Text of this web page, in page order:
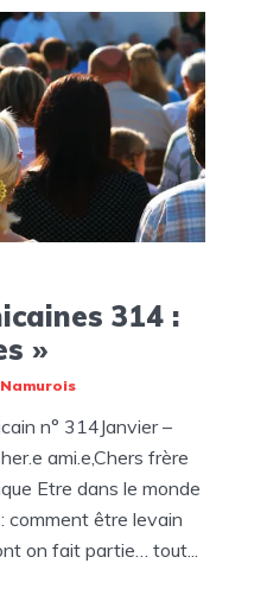
314 :
»
n° 314Janvier –
ami.e,Chers frère
Etre dans le monde
comment être levain
on fait partie… tout...